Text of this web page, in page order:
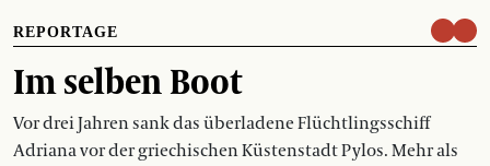
REPORTAGE
Im selben Boot
Vor drei Jahren sank das überladene Flüchtlingsschiff
Adriana vor der griechischen Küstenstadt Pylos. Mehr als